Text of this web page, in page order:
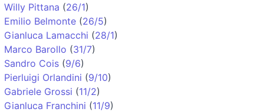
Willy Pittana (26/1)
Emilio Belmonte (26/5)
Gianluca Lamacchi (28/1)
Marco Barollo (31/7)
Sandro Cois (9/6)
Pierluigi Orlandini (9/10)
Gabriele Grossi (11/2)
Gianluca Franchini (11/9)